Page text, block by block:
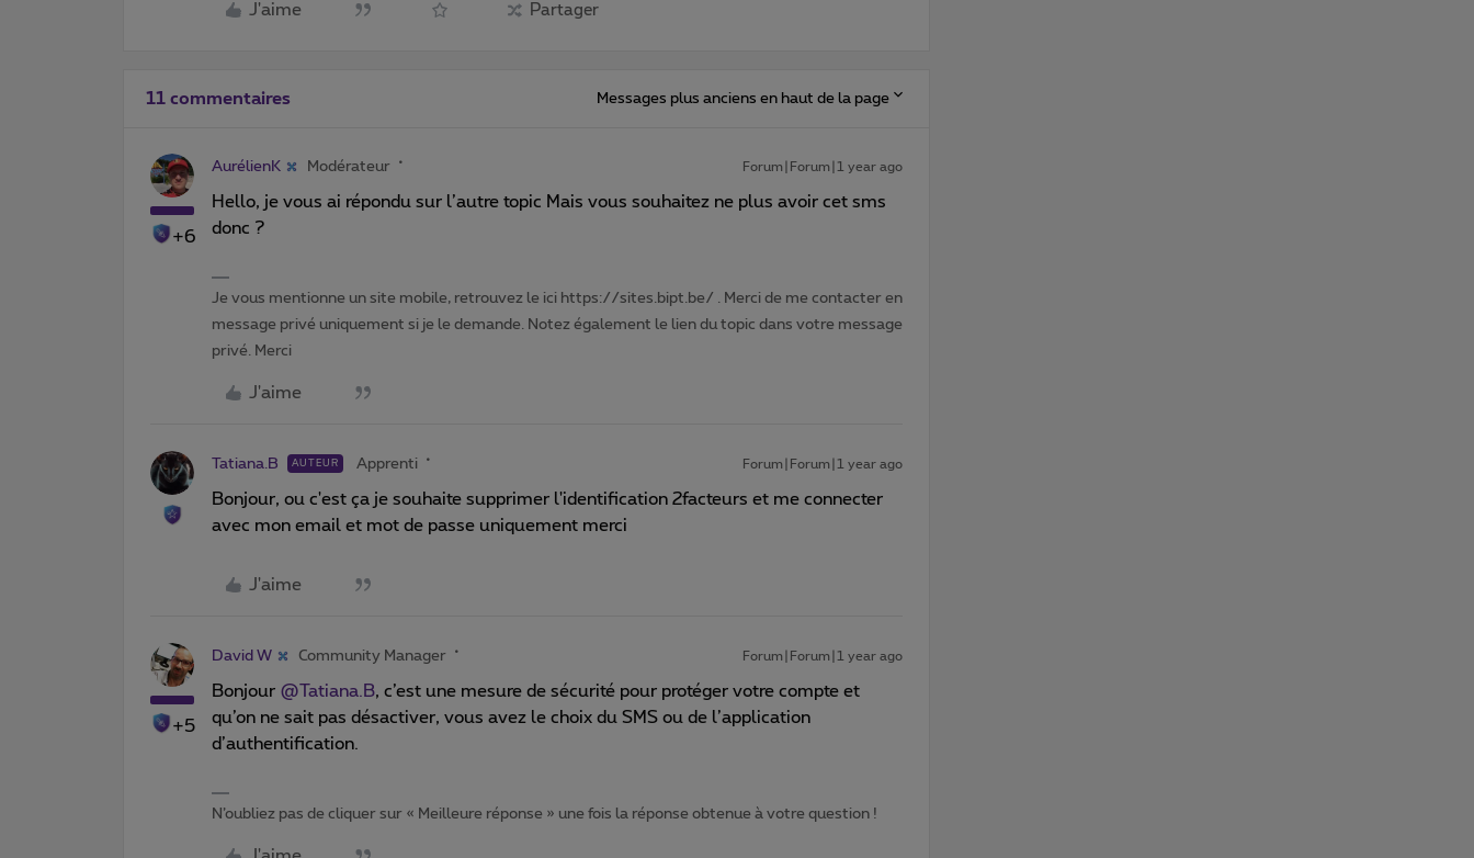
J'aime Partager
11 commentaires Messages plus anciens en haut de la page
+6
AurélienK Modérateur Forum|Forum|1 year ago
Hello, je vous ai répondu sur l’autre topic Mais vous souhaitez ne plus avoir cet sms
donc ?
Je vous mentionne un site mobile, retrouvez le ici https://sites.bipt.be/ . Merci de me contacter en
message privé uniquement si je le demande. Notez également le lien du topic dans votre message
privé. Merci
J'aime
Tatiana.B AUTEUR Apprenti Forum|Forum|1 year ago
Bonjour, ou c'est ça je souhaite supprimer l'identification 2facteurs et me connecter
avec mon email et mot de passe uniquement merci
J'aime
+5
David W Community Manager Forum|Forum|1 year ago
Bonjour ​ @Tatiana.B, c’est une mesure de sécurité pour protéger votre compte et
qu’on ne sait pas désactiver, vous avez le choix du SMS ou de l’application
d’authentification.
N’oubliez pas de cliquer sur « Meilleure réponse » une fois la réponse obtenue à votre question !